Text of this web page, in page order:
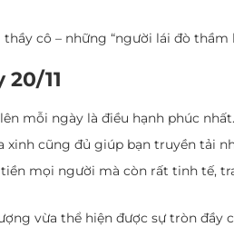
cô – những “người lái đò thầm
11
mỗi ngày là điều hạnh phúc nhất.
cũng đủ giúp bạn truyền tải
mọi người mà còn rất tinh tế,
vừa thể hiện được sự tròn đầy